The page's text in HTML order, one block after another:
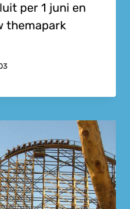
per 1 juni en
themapark